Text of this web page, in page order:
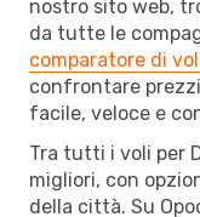
nostro sito web,
da tutte le
comparatore di
confrontare
facile, veloce e
Tra tutti i voli per
migliori, con
della città. Su